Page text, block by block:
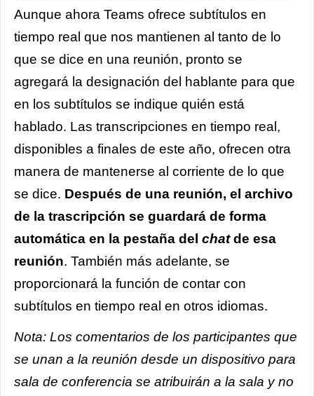
Aunque ahora Teams ofrece subtítulos en
tiempo real que nos mantienen al tanto de lo
que se dice en una reunión, pronto se
agregará la designación del hablante para que
en los subtítulos se indique quién está
hablado. Las transcripciones en tiempo real,
disponibles a finales de este año, ofrecen otra
manera de mantenerse al corriente de lo que
se dice. Después de una reunión, el archivo
de la trascripción se guardará de forma
automática en la pestaña del chatde esa
reunión. También más adelante, se
proporcionará la función de contar con
subtítulos en tiempo real en otros idiomas.
Nota: Los comentarios de los participantes que
se unan a la reunión desde un dispositivo para
sala de conferencia se atribuirán a la sala y no